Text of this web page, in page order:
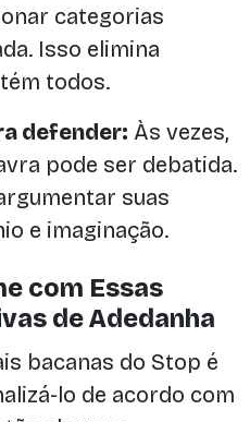
categorias
Isso elimina
todos.
defender: Às vezes,
pode ser debatida.
suas
e imaginação.
com Essas
de Adedanha
bacanas do Stop é
lo de acordo com